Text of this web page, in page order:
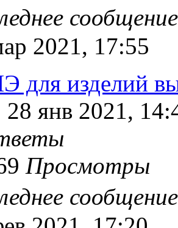
2021, 17:55
изделий
28 янв 2021,
Просмотры